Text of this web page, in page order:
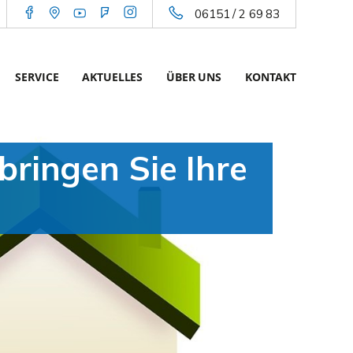
06151 / 2 69 83
SERVICE AKTUELLES ÜBER UNS KONTAKT
Sie Ihre